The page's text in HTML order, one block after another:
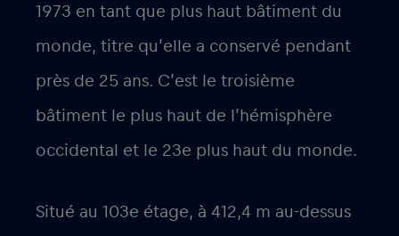
1973 en tant que plus haut bâtiment du
monde, titre qu’elle a conservé pendant
près de 25 ans. C’est le troisième
bâtiment le plus haut de l’hémisphère
occidental et le 23e plus haut du monde.
Situé au 103e étage, à 412,4 m au-dessus